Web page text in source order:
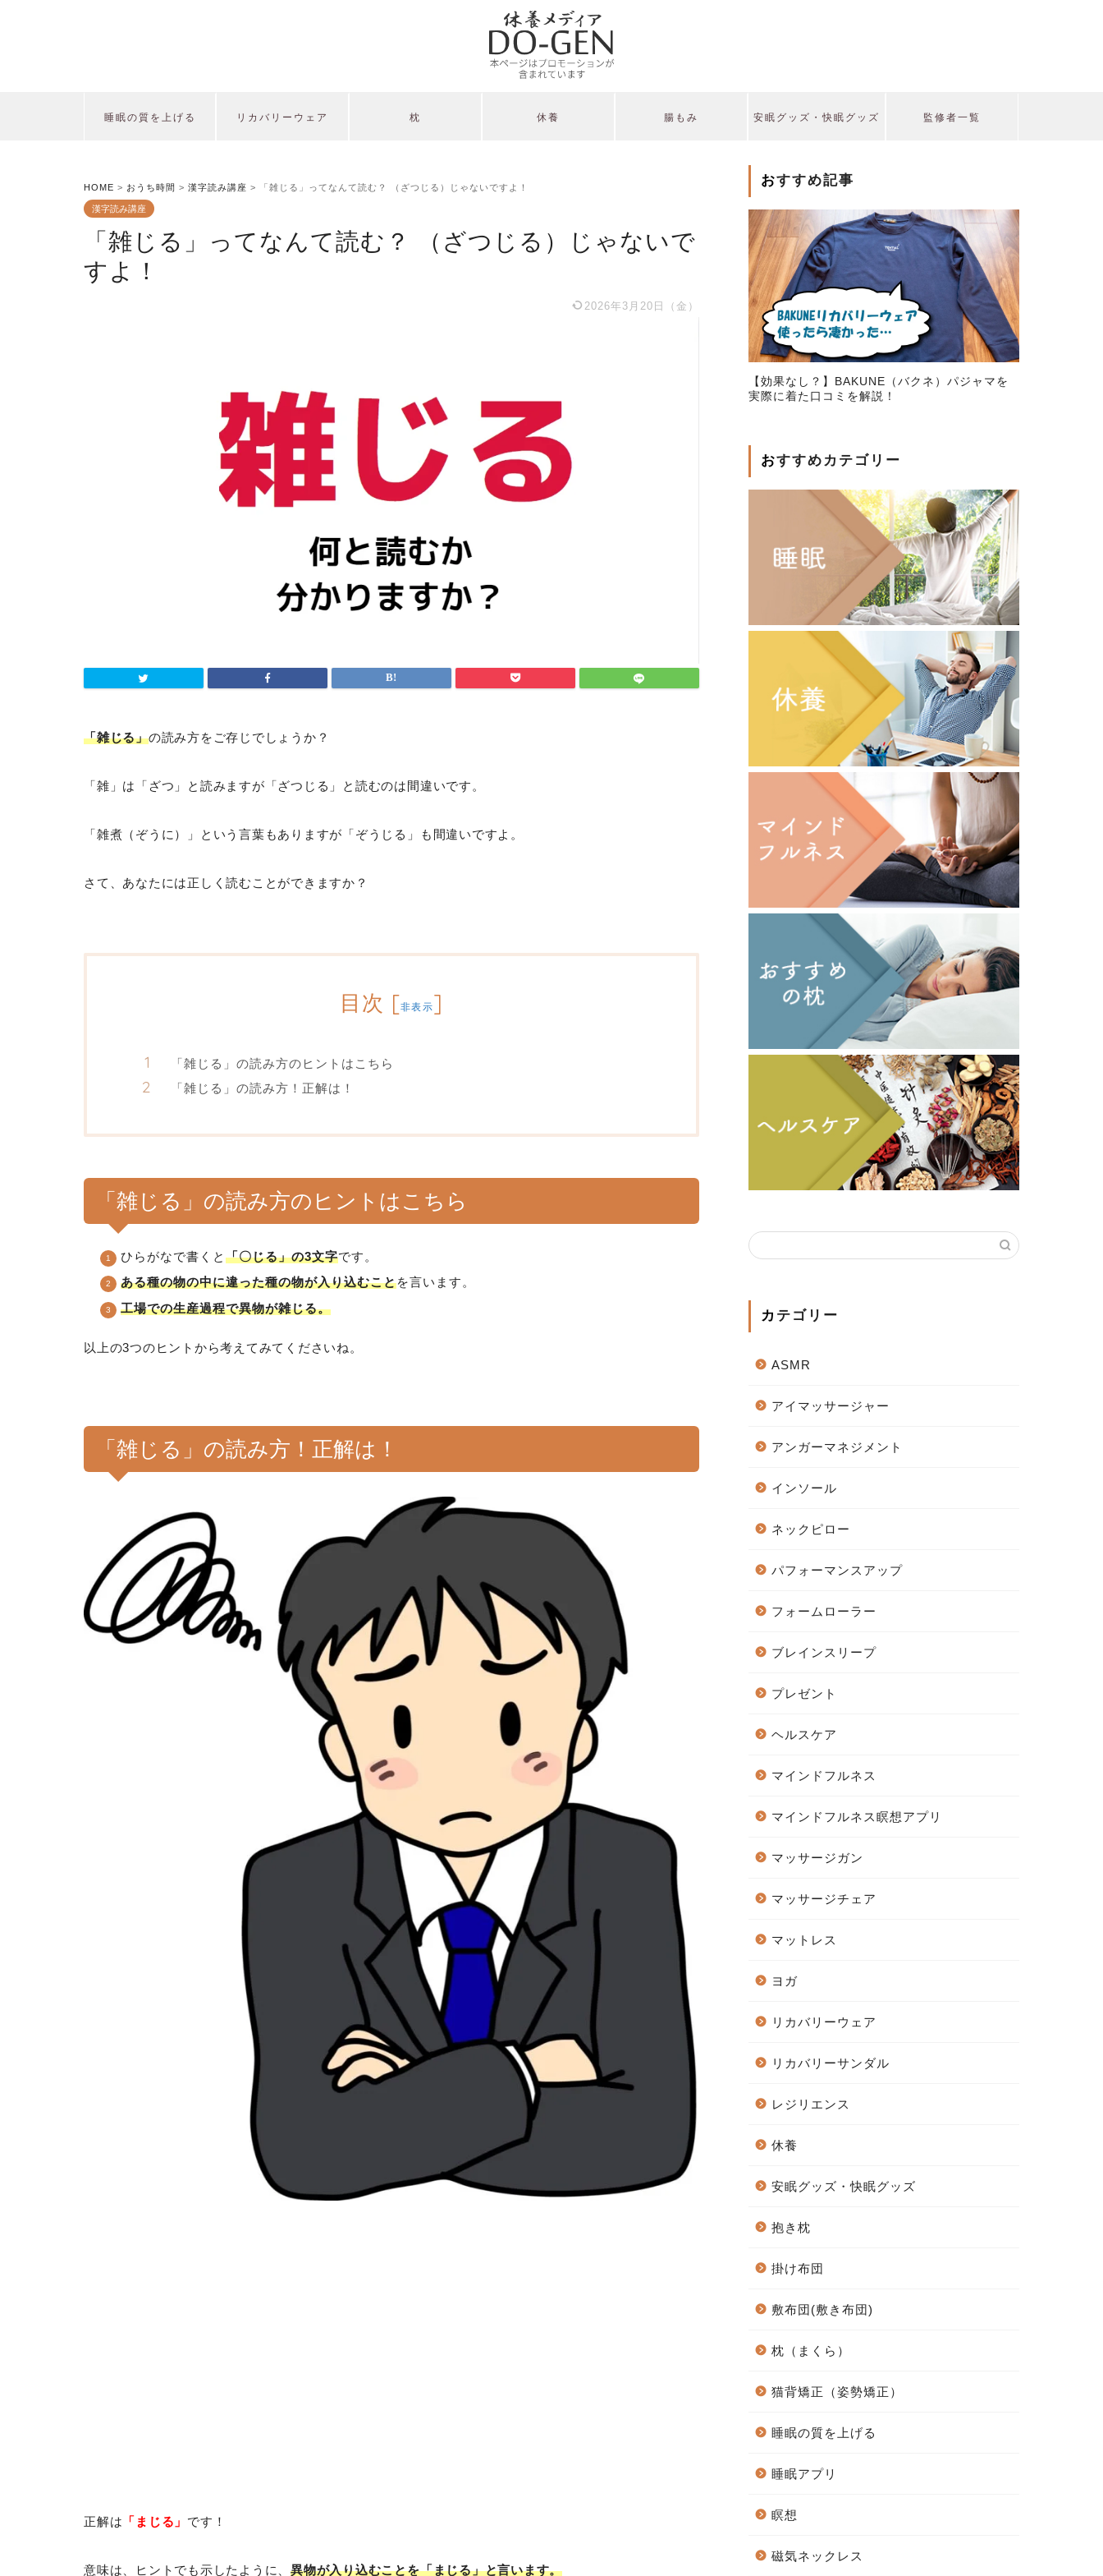
睡眠の質を上げる リカバリーウェア 枕 休養 腸もみ 安眠グッズ・快眠グッズ 監修者一覧
HOME > おうち時間 > 漢字読み講座 > 「雑じる」ってなんて読む？ （ざつじる）じゃないですよ！
漢字読み講座
「雑じる」ってなんて読む？ （ざつじる）じゃないで
すよ！
2026年3月20日（金）
「雑じる」の読み方をご存じでしょうか？
「雑」は「ざつ」と読みますが「ざつじる」と読むのは間違いです。
「雑煮（ぞうに）」という言葉もありますが「ぞうじる」も間違いですよ。
さて、あなたには正しく読むことができますか？
目次 [非表示]
「雑じる」の読み方のヒントはこちら
「雑じる」の読み方！正解は！
「雑じる」の読み方のヒントはこちら
ひらがなで書くと 「〇じる」の3文字です。
ある種の物の中に違った種の物が入り込むことを言います。
工場での生産過程で異物が雑じる。
以上の3つのヒントから考えてみてくださいね。
「雑じる」の読み方！正解は！
正解は 「まじる」 です！
意味は、ヒントでも示したように、異物が入り込むことを「まじる」と言います。
おすすめ記事
【効果なし？】BAKUNE（バクネ）パジャマを
実際に着た口コミを解説！
おすすめカテゴリー
カテゴリー
ASMR
アイマッサージャー
アンガーマネジメント
インソール
ネックピロー
パフォーマンスアップ
フォームローラー
ブレインスリープ
プレゼント
ヘルスケア
マインドフルネス
マインドフルネス瞑想アプリ
マッサージガン
マッサージチェア
マットレス
ヨガ
リカバリーウェア
リカバリーサンダル
レジリエンス
休養
安眠グッズ・快眠グッズ
抱き枕
掛け布団
敷布団(敷き布団)
枕（まくら）
猫背矯正（姿勢矯正）
睡眠の質を上げる
睡眠アプリ
瞑想
磁気ネックレス